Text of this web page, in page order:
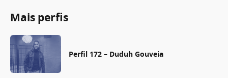
Mais perfis
Perfil 172 – Duduh Gouveia